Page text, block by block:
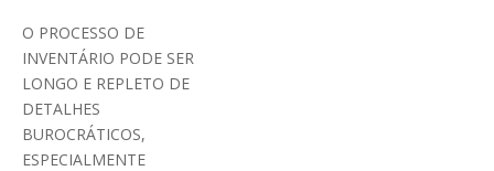
O PROCESSO DE
INVENTÁRIO PODE SER
LONGO E REPLETO DE
DETALHES
BUROCRÁTICOS,
ESPECIALMENTE